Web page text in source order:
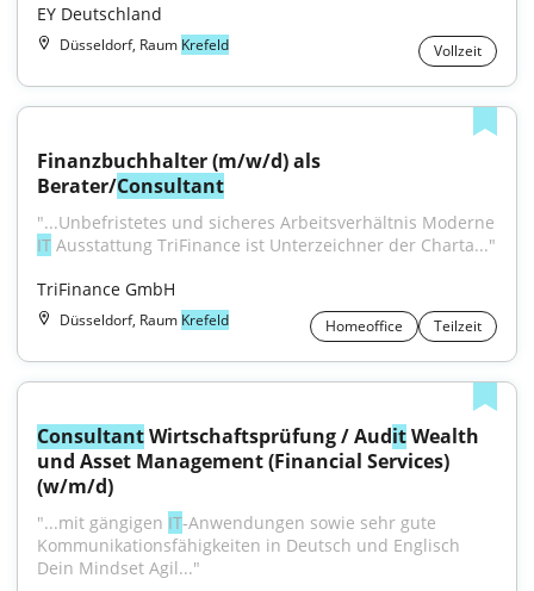
EY Deutschland
Düsseldorf, Raum Krefeld Vollzeit
Finanzbuchhalter (m/w/d) als
Berater/Consultant
IT Ausstattung TriFinance ist Unterzeichner der Charta..."
TriFinance GmbH
Düsseldorf, Raum Krefeld Homeoffice Teilzeit
Consultant Wirtschaftsprüfung / Audit Wealth
und Asset Management (Financial Services)
(w/m/d)
"...mit gängigen IT-Anwendungen sowie sehr gute
Kommunikationsfähigkeiten in Deutsch und Englisch
Dein Mindset Agil..."